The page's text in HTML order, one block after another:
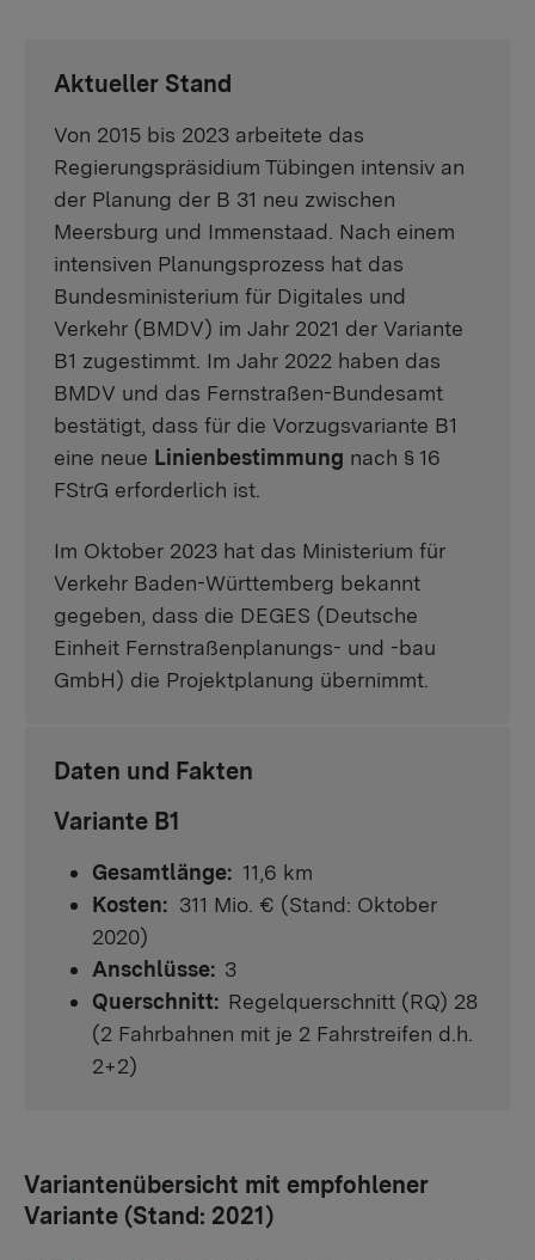
Aktueller Stand
Von 2015 bis 2023 arbeitete das
Regierungspräsidium Tübingen intensiv an
der Planung der B 31 neu zwischen
Meersburg und Immenstaad. Nach einem
intensiven Planungsprozess hat das
Bundesministerium für Digitales und
Verkehr (BMDV) im Jahr 2021 der Variante
B1 zugestimmt. Im Jahr 2022 haben das
BMDV und das Fernstraßen-Bundesamt
bestätigt, dass für die Vorzugsvariante B1
eine neue Linienbestimmung nach § 16
FStrG erforderlich ist.
Im Oktober 2023 hat das Ministerium für
Verkehr Baden-Württemberg bekannt
gegeben, dass die DEGES (Deutsche
Einheit Fernstraßenplanungs- und -bau
GmbH) die Projektplanung übernimmt.
Daten und Fakten
Variante B1
Gesamtlänge: 11,6 km
Kosten: 311 Mio. € (Stand: Oktober
2020)
Anschlüsse: 3
Querschnitt: Regelquerschnitt (RQ) 28
(2 Fahrbahnen mit je 2 Fahrstreifen d.h.
2+2)
Variantenübersicht mit empfohlener
Variante (Stand: 2021)